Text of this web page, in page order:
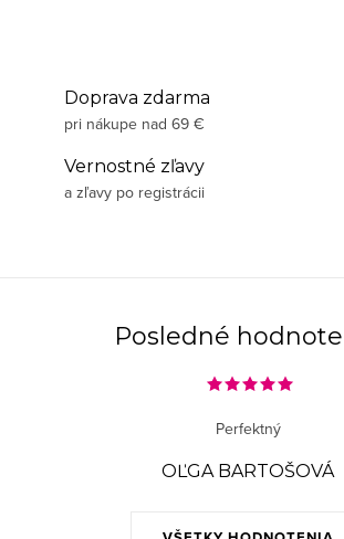
Doprava zdarma
pri nákupe nad 69 €
Vernostné zľavy
a zľavy po registrácii
Posledné
Perfektný
OĽGA BARTOŠOVÁ